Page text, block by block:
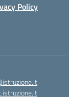
Policy